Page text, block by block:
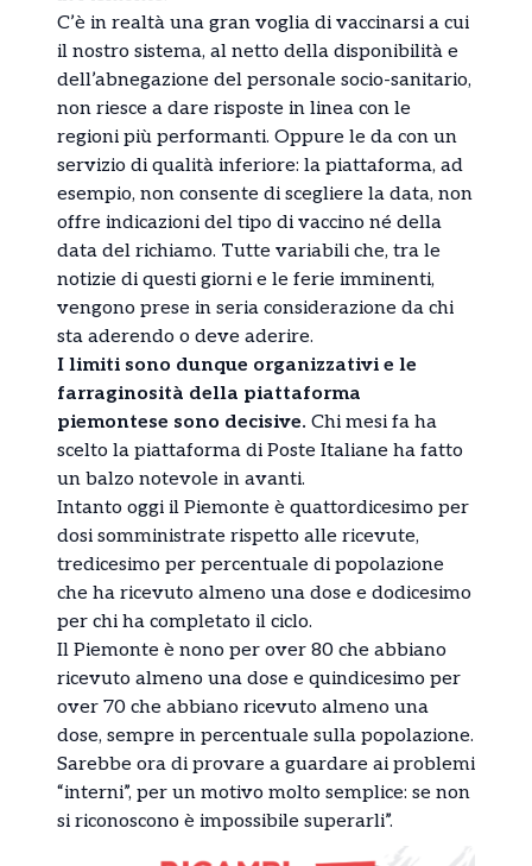
C’è in realtà una gran voglia di vaccinarsi a cui
il nostro sistema, al netto della disponibilità e
dell’abnegazione del personale socio-sanitario,
non riesce a dare risposte in linea con le
regioni più performanti. Oppure le da con un
servizio di qualità inferiore: la piattaforma, ad
esempio, non consente di scegliere la data, non
offre indicazioni del tipo di vaccino né della
data del richiamo. Tutte variabili che, tra le
notizie di questi giorni e le ferie imminenti,
vengono prese in seria considerazione da chi
sta aderendo o deve aderire.
I limiti sono dunque organizzativi e le
farraginosità della piattaforma
piemontese sono decisive. Chi mesi fa ha
scelto la piattaforma di Poste Italiane ha fatto
un balzo notevole in avanti.
Intanto oggi il Piemonte è quattordicesimo per
dosi somministrate rispetto alle ricevute,
tredicesimo per percentuale di popolazione
che ha ricevuto almeno una dose e dodicesimo
per chi ha completato il ciclo.
Il Piemonte è nono per over 80 che abbiano
ricevuto almeno una dose e quindicesimo per
over 70 che abbiano ricevuto almeno una
dose, sempre in percentuale sulla popolazione.
Sarebbe ora di provare a guardare ai problemi
“interni”, per un motivo molto semplice: se non
si riconoscono è impossibile superarli”.